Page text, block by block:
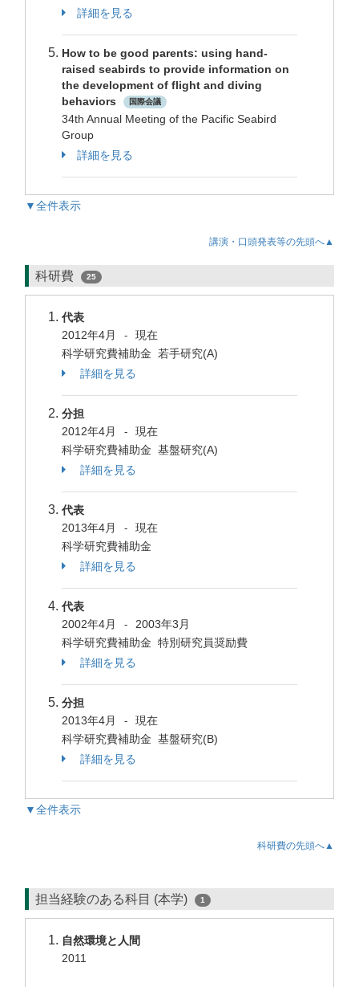
詳細を見る
How to be good parents: using hand-
raised seabirds to provide information on
the development of flight and diving
behaviors
国際会議
34th Annual Meeting of the Pacific Seabird
Group
詳細を見る
▼全件表示
講演・口頭発表等の先頭へ▲
科研費 25
代表
2012年4月
-
現在
科学研究費補助金 若手研究(A)
詳細を見る
分担
2012年4月
-
現在
科学研究費補助金 基盤研究(A)
詳細を見る
代表
2013年4月
-
現在
科学研究費補助金
詳細を見る
代表
2002年4月
-
2003年3月
科学研究費補助金 特別研究員奨励費
詳細を見る
分担
2013年4月
-
現在
科学研究費補助金 基盤研究(B)
詳細を見る
▼全件表示
科研費の先頭へ▲
担当経験のある科目 (本学) 1
自然環境と人間
2011